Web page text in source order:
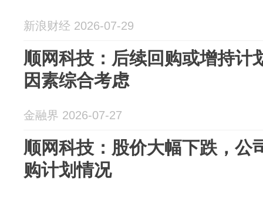
新浪财经 2026-07-29
顺网科技：后续回购或增持计
因素综合考虑
金融界 2026-07-27
顺网科技：股价大幅下跌，公
购计划情况